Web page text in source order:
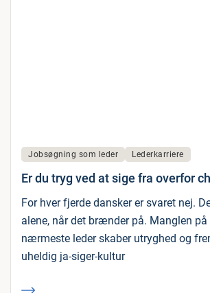
Jobsøgning som leder Lederkarriere
Er du tryg ved at sige fra overfor
For hver fjerde dansker er svaret nej.
alene, når det brænder på. Manglen
nærmeste leder skaber utryghed og
uheldig ja-siger-kultur